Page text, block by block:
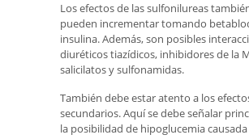
Los efectos de las sulfonilureas
pueden incrementar tomando
insulina. Además, son posibles
diuréticos tiazídicos, inhibidores de la
salicilatos y sulfonamidas.
También debe estar atento a los
secundarios. Aquí se debe señalar
la posibilidad de hipoglucemia